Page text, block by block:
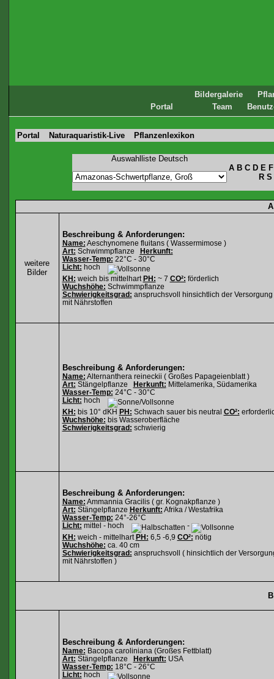
Bildergalerie
Portal
Team
Portal Naturaquaristik-Live Pflanzenlexikon
Auswahlliste Deutsch
A B C D E F
R S
A
weitere
Bilder
Beschreibung & Anforderungen:
Name: Aeschynomene fluitans ( Wassermimose )
Art: Schwimmpflanze Herkunft:
Wasser-Temp: 22°C - 30°C
Licht: hoch
KH: weich bis mittelhart PH: ~ 7 CO²: förderlich
Wuchshöhe: Schwimmpflanze
Schwierigkeitsgrad: anspruchsvoll hinsichtlich der Versorgung
mit Nährstoffen
Beschreibung & Anforderungen:
Name: Alternanthera reineckii ( Großes Papageienblatt )
Art: Stängelpflanze Herkunft: Mittelamerika, Südamerika
Wasser-Temp: 24°C - 30°C
Licht: hoch
KH: bis 10° dKH PH: Schwach sauer bis neutral CO²:
Wuchshöhe: bis Wasseroberfläche
Schwierigkeitsgrad: schwierig
Beschreibung & Anforderungen:
Name: Ammannia Gracilis ( gr. Kognakpflanze )
Art: Stängelpflanze Herkunft: Afrika / Westafrika
Wasser-Temp: 24°-26°C
Licht: mittel - hoch
-
KH: weich - mittelhart PH: 6,5 -6,9 CO²: nötig
Wuchshöhe: ca. 40 cm
Schwierigkeitsgrad: anspruchsvoll ( hinsichtlich der
mit Nährstoffen )
B
Beschreibung & Anforderungen:
Name: Bacopa caroliniana (Großes Fettblatt)
Art: Stängelpflanze Herkunft: USA
Wasser-Temp: 18°C - 26°C
Licht: hoch